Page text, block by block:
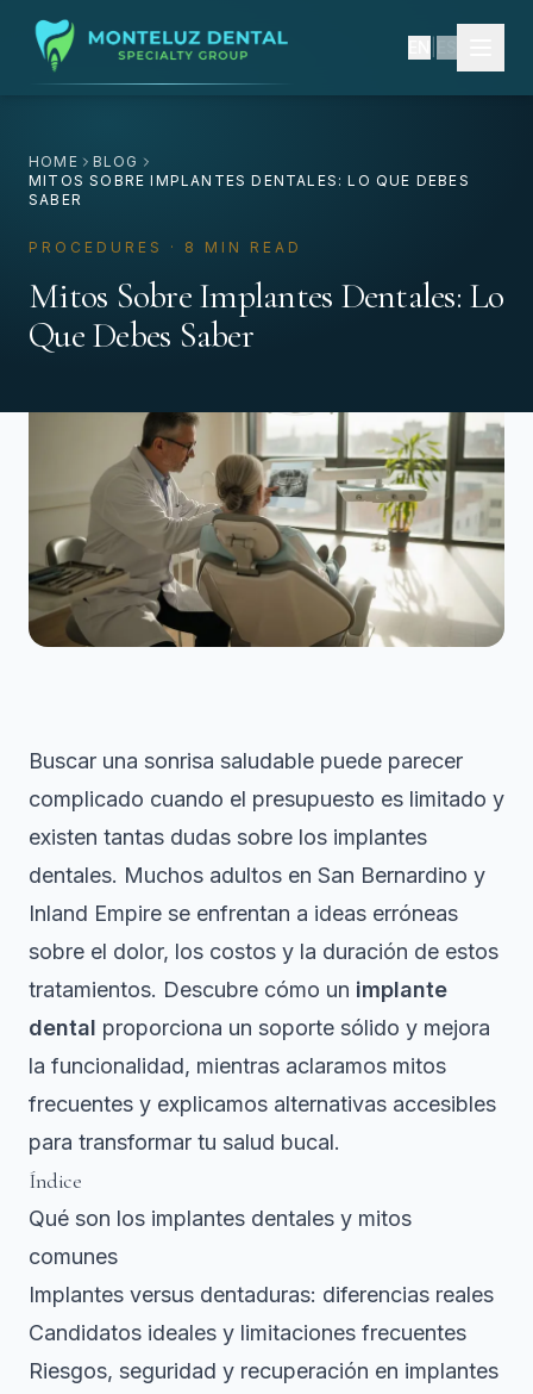
HOME
BLOG
MITOS SOBRE IMPLANTES DENTALES: LO QUE DEBES
SABER
PROCEDURES · 8 MIN READ
Mitos Sobre Implantes Dentales: Lo
Que Debes Saber
Buscar una sonrisa saludable puede parecer
complicado cuando el presupuesto es limitado y
existen tantas dudas sobre los implantes
dentales. Muchos adultos en San Bernardino y
Inland Empire se enfrentan a ideas erróneas
sobre el dolor, los costos y la duración de estos
tratamientos. Descubre cómo un implante
dental proporciona un soporte sólido y mejora
la funcionalidad, mientras aclaramos mitos
frecuentes y explicamos alternativas accesibles
para transformar tu salud bucal.
Índice
Qué son los implantes dentales y mitos
comunes
Implantes versus dentaduras: diferencias reales
Candidatos ideales y limitaciones frecuentes
Riesgos, seguridad y recuperación en implantes